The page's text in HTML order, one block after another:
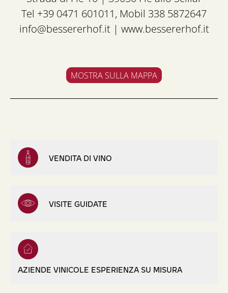
Tel +39 0471 601011, Mobil 338 5872647
info@bessererhof.it| www.bessererhof.it
MOSTRA SULLA MAPPA
VENDITA DI VINO
VISITE GUIDATE
AZIENDE VINICOLE ESPERIENZA SU MISURA